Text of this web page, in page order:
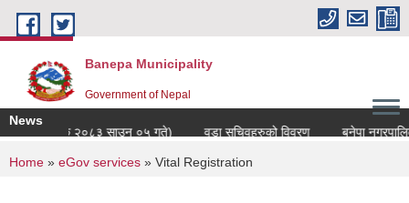
Skip to main content
Banepa Municipality
Government of Nepal
News
(अद्यावधिक २०८३ साउन ०५ गते)
वडा सचिवहरुको विवरण बनेपा
You are here
Home » eGov services » Vital Registration